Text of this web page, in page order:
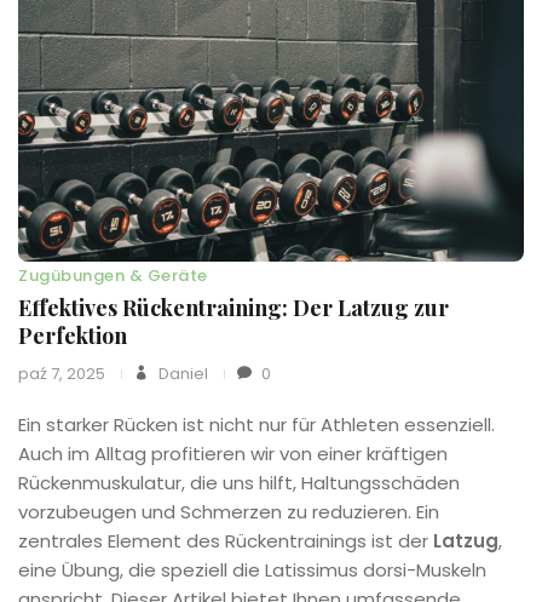
Zugübungen & Geräte
Effektives Rückentraining: Der Latzug zur
Perfektion
paź 7, 2025 Daniel 0
Ein starker Rücken ist nicht nur für Athleten essenziell.
Auch im Alltag profitieren wir von einer kräftigen
Rückenmuskulatur, die uns hilft, Haltungsschäden
vorzubeugen und Schmerzen zu reduzieren. Ein
zentrales Element des Rückentrainings ist der Latzug,
eine Übung, die speziell die Latissimus dorsi-Muskeln